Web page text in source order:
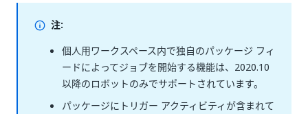
注:
個人用ワークスペース内で独自のパッケージ フィ
ードによってジョブを開始する機能は、2020.10
以降のロボットのみでサポートされています。
パッケージにトリガー アクティビティが含まれて